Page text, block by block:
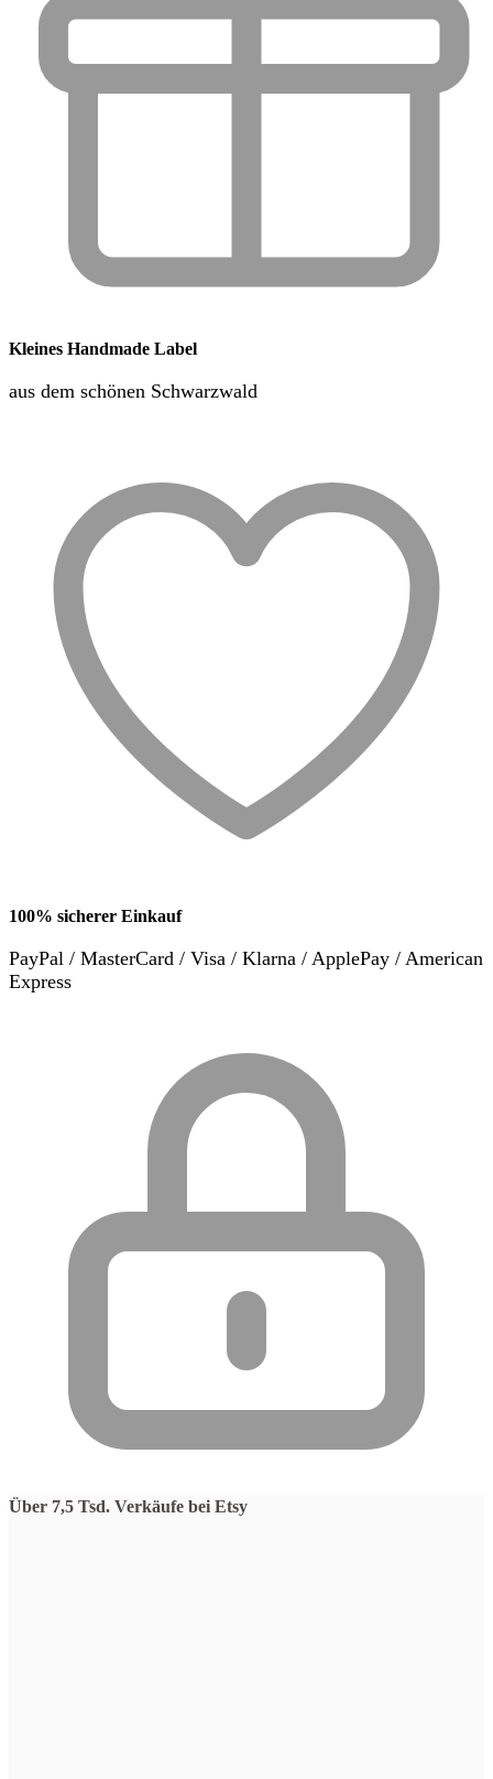
Kleines Handmade Label
aus dem schönen Schwarzwald
100% sicherer Einkauf
PayPal / MasterCard / Visa / Klarna / ApplePay / American
Express
Über 7,5 Tsd. Verkäufe bei Etsy